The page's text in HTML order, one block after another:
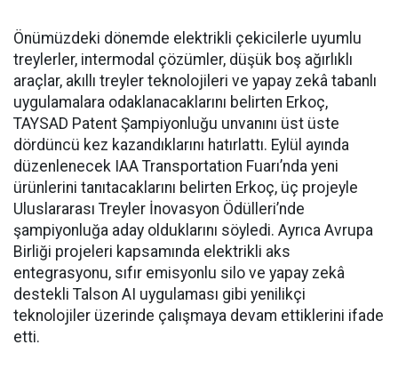
Önümüzdeki dönemde elektrikli çekicilerle uyumlu
treylerler, intermodal çözümler, düşük boş ağırlıklı
araçlar, akıllı treyler teknolojileri ve yapay zekâ tabanlı
uygulamalara odaklanacaklarını belirten Erkoç,
TAYSAD Patent Şampiyonluğu unvanını üst üste
dördüncü kez kazandıklarını hatırlattı. Eylül ayında
düzenlenecek IAA Transportation Fuarı’nda yeni
ürünlerini tanıtacaklarını belirten Erkoç, üç projeyle
Uluslararası Treyler İnovasyon Ödülleri’nde
şampiyonluğa aday olduklarını söyledi. Ayrıca Avrupa
Birliği projeleri kapsamında elektrikli aks
entegrasyonu, sıfır emisyonlu silo ve yapay zekâ
destekli Talson AI uygulaması gibi yenilikçi
teknolojiler üzerinde çalışmaya devam ettiklerini ifade
etti.